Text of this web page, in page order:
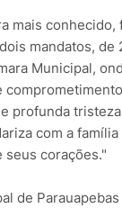
mais conhecido,
mandatos, de
Municipal,
profunda
com a
seus corações."
de